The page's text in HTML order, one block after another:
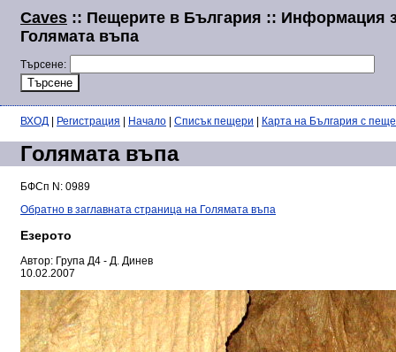
Caves :: Пещерите в България :: Информация
Голямата въпа
Търсене:
ВХОД Регистрация Начало Списък пещери Карта на България с
Голямата въпа
БФСп N: 0989
Обратно в заглавната страница на Голямата въпа
Езерото
Автор: Група Д4 - Д. Динев
10.02.2007